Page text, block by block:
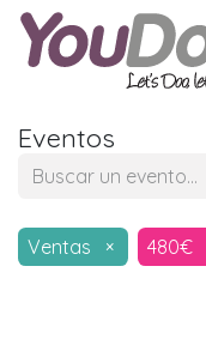
Eventos
Ventas × 480€